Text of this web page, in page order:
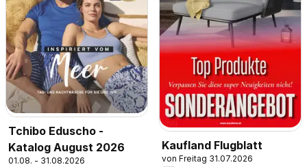
Tchibo Eduscho -
Katalog August 2026
01.08. - 31.08.2026
Kaufland Flugblatt
von Freitag 31.07.2026